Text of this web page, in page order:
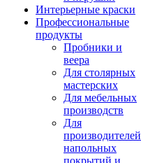
Интерьерные краски
Профессиональные
продукты
Пробники и
веера
Для столярных
мастерских
Для мебельных
производств
Для
производителей
напольных
покрытий и